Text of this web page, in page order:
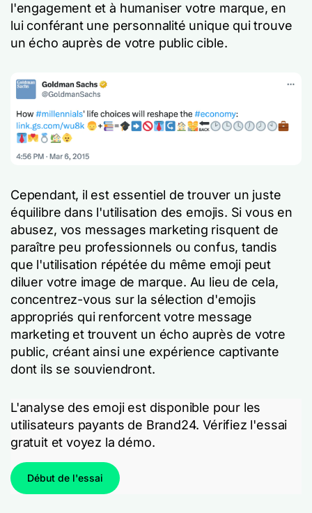
l'engagement et à humaniser votre marque, en
lui conférant une personnalité unique qui trouve
un écho auprès de votre public cible.
Cependant, il est essentiel de trouver un juste
équilibre dans l'utilisation des emojis. Si vous en
abusez, vos messages marketing risquent de
paraître peu professionnels ou confus, tandis
que l'utilisation répétée du même emoji peut
diluer votre image de marque. Au lieu de cela,
concentrez-vous sur la sélection d'emojis
appropriés qui renforcent votre message
marketing et trouvent un écho auprès de votre
public, créant ainsi une expérience captivante
dont ils se souviendront.
L'analyse des emoji est disponible pour les
utilisateurs payants de Brand24. Vérifiez l'essai
gratuit et voyez la démo.
Début de l'essai